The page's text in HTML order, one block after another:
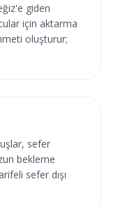
giden
için aktarma
oluşturur;
sefer
bekleme
sefer dışı